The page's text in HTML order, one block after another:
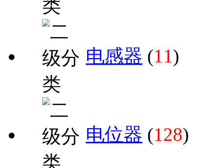
电感器 (11)
电位器 (128)